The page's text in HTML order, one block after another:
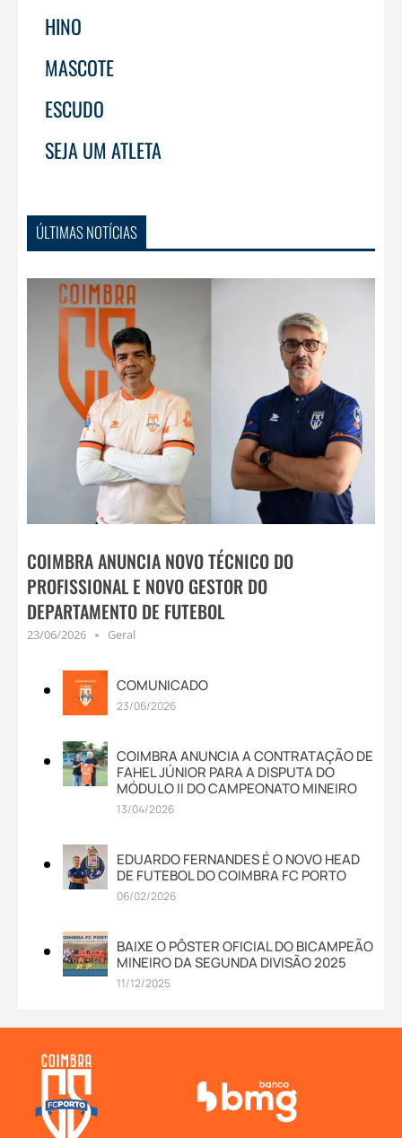
HINO
MASCOTE
ESCUDO
SEJA UM ATLETA
ÚLTIMAS NOTÍCIAS
COIMBRA ANUNCIA NOVO TÉCNICO DO
PROFISSIONAL E NOVO GESTOR DO
DEPARTAMENTO DE FUTEBOL
23/06/2026 Geral
COMUNICADO
23/06/2026
COIMBRA ANUNCIA A CONTRATAÇÃO DE
FAHEL JÚNIOR PARA A DISPUTA DO
MÓDULO II DO CAMPEONATO MINEIRO
13/04/2026
EDUARDO FERNANDES É O NOVO HEAD
DE FUTEBOL DO COIMBRA FC PORTO
06/02/2026
BAIXE O PÔSTER OFICIAL DO BICAMPEÃO
MINEIRO DA SEGUNDA DIVISÃO 2025
11/12/2025